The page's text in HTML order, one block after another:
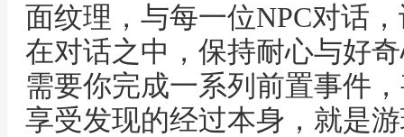
面纹理，与每一位NPC对话
在对话之中，保持耐心与好
需要你完成一系列前置事件
享受发现的经过本身，就是